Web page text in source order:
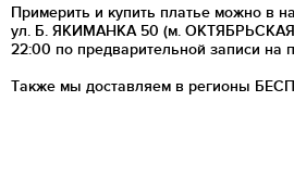
Примерить и купить платье можно в
ул. Б. ЯКИМАНКА 50 (м.
22:00 по предварительной записи на
Также мы доставляем в регионы